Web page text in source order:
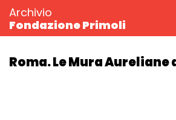
Archivio
Fondazione Primoli
Roma. Le Mura